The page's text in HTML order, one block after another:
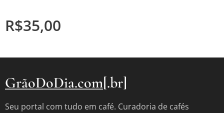
R$35,00
GrãoDoDia.com[.br]
Seu portal com tudo em café. Curadoria de cafés